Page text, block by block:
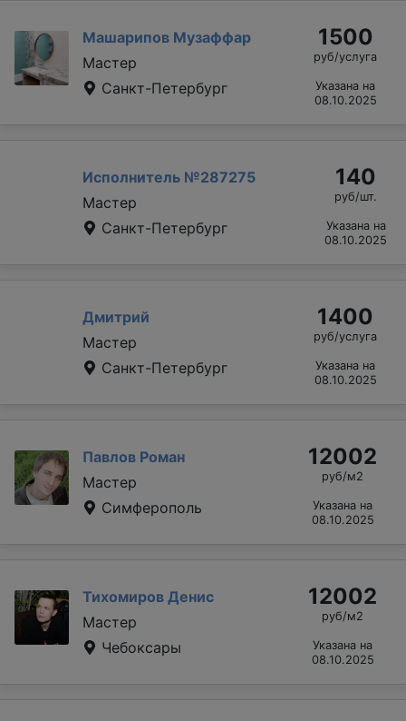
Машарипов Музаффар
Мастер
Санкт-Петербург
1500
руб/услуга
Указана на
08.10.2025
Исполнитель №287275
Мастер
Санкт-Петербург
140
руб/шт.
Указана на
08.10.2025
Дмитрий
Мастер
Санкт-Петербург
1400
руб/услуга
Указана на
08.10.2025
Павлов Роман
Мастер
Симферополь
12002
руб/м2
Указана на
08.10.2025
Тихомиров Денис
Мастер
Чебоксары
12002
руб/м2
Указана на
08.10.2025